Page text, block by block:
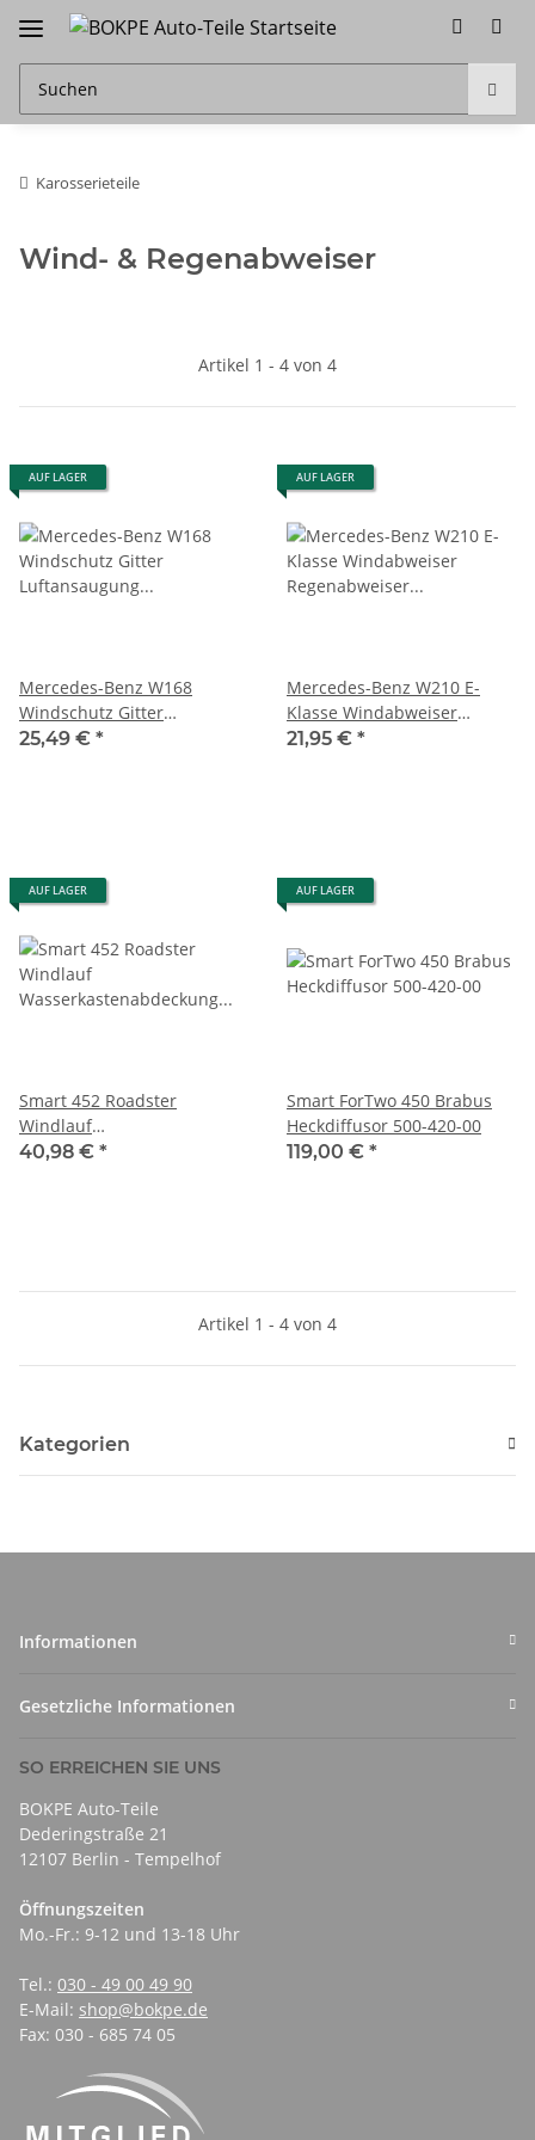
Karosserieteile
Wind- & Regenabweiser
Artikel 1 - 4 von 4
AUF LAGER
Mercedes-Benz W168
Windschutz Gitter
Luftansaugung Abdeckung
25,49 € *
AUF LAGER
Mercedes-Benz W210 E-
Klasse Windabweiser
Regenabweiser Gitter links
21,95 € *
AUF LAGER
Smart 452 Roadster
Windlauf
Wasserkastenabdeckung
40,98 € *
AUF LAGER
Smart ForTwo 450 Brabus
Heckdiffusor 500-420-00
119,00 € *
Artikel 1 - 4 von 4
Kategorien
Informationen
Gesetzliche Informationen
SO ERREICHEN SIE UNS
BOKPE Auto-Teile
Dederingstraße 21
12107 Berlin - Tempelhof
Öffnungszeiten
Mo.-Fr.: 9-12 und 13-18 Uhr
Tel.: 030 - 49 00 49 90
E-Mail: shop@bokpe.de
Fax: 030 - 685 74 05